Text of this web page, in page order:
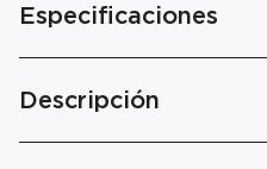
Especificaciones
Descripción